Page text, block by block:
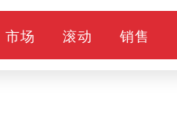
市场 滚动 销售